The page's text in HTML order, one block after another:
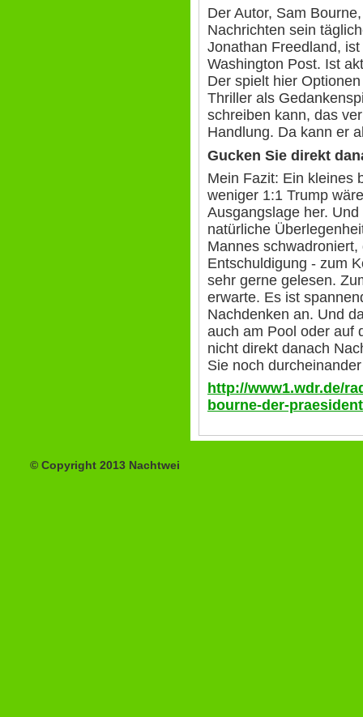
Der Autor, Sam
Nachrichten sein
Jonathan Freedland,
Washington Post. Ist
Der spielt hier
Thriller als
schreiben kann, das
Handlung. Da kann er
Gucken Sie direkt
Mein Fazit: Ein kleines
weniger 1:1 Trump
Ausgangslage her.
natürliche
Mannes
Entschuldigung - zum
sehr gerne gelesen.
erwarte. Es ist
Nachdenken an. Und
auch am Pool oder auf
nicht direkt danach
Sie noch
http://www1.wdr.de/
bourne-der-
© Copyright 2013 Nachtwei